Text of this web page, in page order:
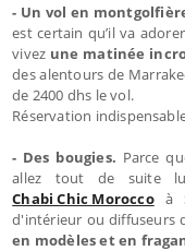
- Un vol en
est certain qu’il va
vivez une matinée
des alentours de
de 2400 dhs le vol.
Réservation
- Des bougies. Parce
allez tout de suite
Chabi Chic Moroccoà
d'intérieur ou diffuseurs
en modèles et en